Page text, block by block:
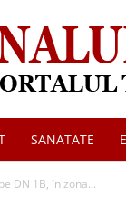
SANATATE
DN 1B, în zona...